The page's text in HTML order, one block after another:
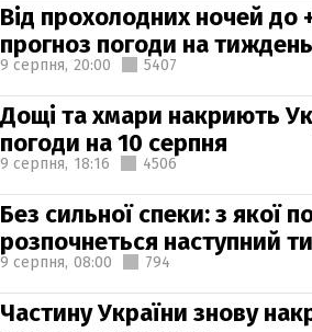
Від прохолодних ночей до
прогноз погоди на тиждень
9 серпня, 20:00 5407
Дощі та хмари накриють
погоди на 10 серпня
9 серпня, 18:16 4506
Без сильної спеки: з якої
розпочнеться наступний
9 серпня, 08:00 794
Частину України знову